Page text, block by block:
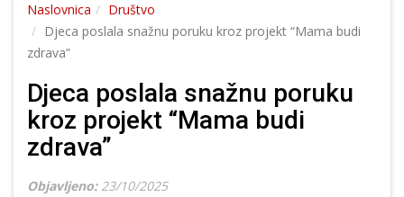
Naslovnica
Društvo
Djeca poslala snažnu poruku kroz projekt “Mama budi
zdrava”
Djeca poslala snažnu poruku
kroz projekt “Mama budi
zdrava”
Objavljeno: 23/10/2025